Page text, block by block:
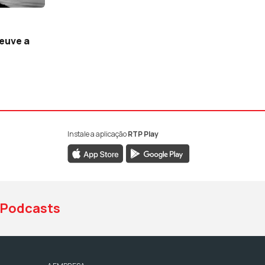
a
da RTP Antena 1
da RTP Antena 1
YouTube da RTP Antena 1
Instale a aplicaçãoRTP Play
Podcasts